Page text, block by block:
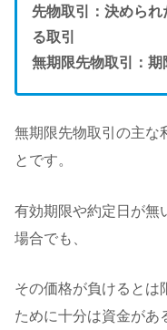
先物取引：決めら
る取引
無期限先物取引：期
無期限先物取引の主な
とです。
有効期限や約定日が無
場合でも、
その価格が負けるとは
ために十分は資金があ